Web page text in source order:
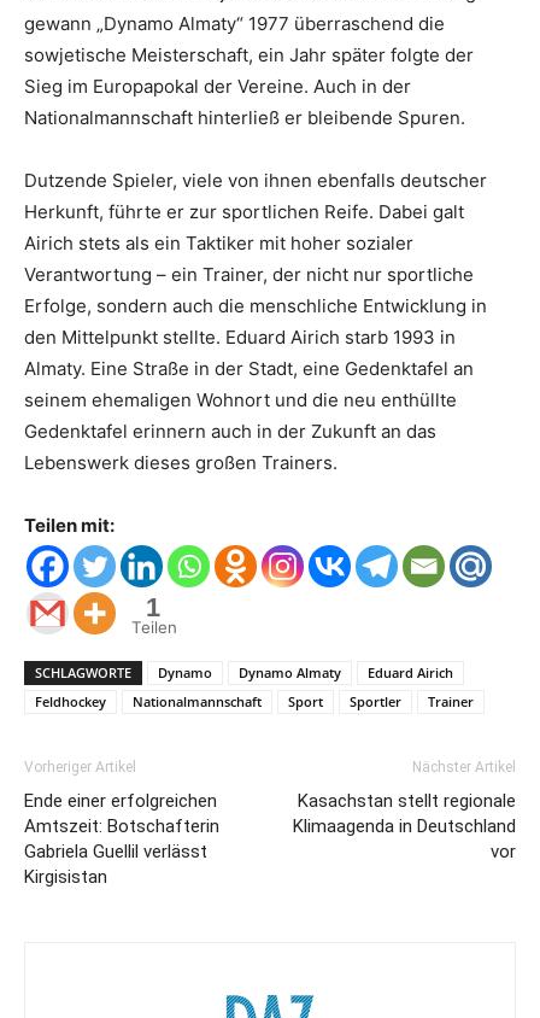
gewann „Dynamo Almaty“ 1977 überraschend die
sowjetische Meisterschaft, ein Jahr später folgte der
Sieg im Europapokal der Vereine. Auch in der
Nationalmannschaft hinterließ er bleibende Spuren.
Dutzende Spieler, viele von ihnen ebenfalls deutscher
Herkunft, führte er zur sportlichen Reife. Dabei galt
Airich stets als ein Taktiker mit hoher sozialer
Verantwortung – ein Trainer, der nicht nur sportliche
Erfolge, sondern auch die menschliche Entwicklung in
den Mittelpunkt stellte. Eduard Airich starb 1993 in
Almaty. Eine Straße in der Stadt, eine Gedenktafel an
seinem ehemaligen Wohnort und die neu enthüllte
Gedenktafel erinnern auch in der Zukunft an das
Lebenswerk dieses großen Trainers.
Teilen mit:
1
Teilen
SCHLAGWORTE Dynamo Dynamo Almaty
Eduard Airich
Feldhockey
Nationalmannschaft Sport Sportler Trainer
Vorheriger Artikel
Ende einer erfolgreichen
Amtszeit: Botschafterin
Gabriela Guellil verlässt
Kirgisistan
Nächster Artikel
Kasachstan stellt regionale
Klimaagenda in Deutschland
vor